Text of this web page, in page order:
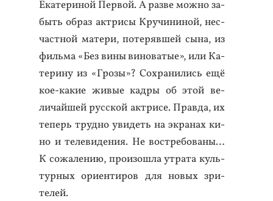
Ека­тери­ной Пер­вой. А раз­ве мож­но за­
быть об­раз ак­три­сы Кру­чини­ной, нес­
час­тной ма­тери, по­теряв­шей сы­на, из
филь­ма «Без ви­ны ви­нова­тые», или Ка­
тери­ну из «Гро­зы»? Сох­ра­нились ещё
кое-ка­кие жи­вые кад­ры об этой ве­
личай­шей рус­ской ак­три­се. Прав­да, их
те­перь труд­но уви­деть на эк­ра­нах ки­
но и те­леви­дения. Не вос­тре­бова­ны…
К со­жале­нию, про­изош­ла ут­ра­та куль­
тур­ных ори­ен­ти­ров для но­вых зри­
телей.